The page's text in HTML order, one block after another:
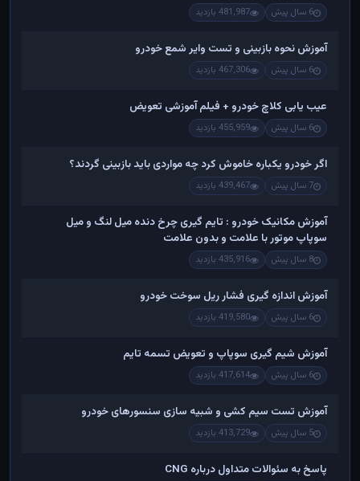
6 سال پیش 481,987 بازدید
آموزش نحوه بازبینی و تست وایر شمع خودرو
6 سال پیش 467,306 بازدید
عیب یابی کلاچ خودرو + فیلم آموزشی تعویض
6 سال پیش 455,959 بازدید
اگر خودرو یکباره خاموش کرد چه مواردی باید بازبینی گردند؟
7 سال پیش 439,467 بازدید
آموزش مکانیک خودرو : تایم گیری چرخ دنده میل لنگ و میل
سوپاپ موتور با علامت و بدون علامت
8 سال پیش 435,916 بازدید
آموزش اندازه گیری فشار ریل سوخت خودرو
6 سال پیش 419,580 بازدید
آموزش شیم گیری سوپاپ و تعویض تسمه تایم
6 سال پیش 417,614 بازدید
آموزش تست سیم کشی و شبیه سازی سنسورهای خودرو
5 سال پیش 413,729 بازدید
پاسخ به سئوالات متداول درباره CNG